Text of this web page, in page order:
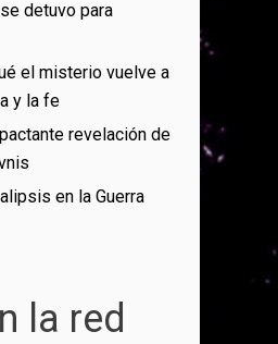
detuvo para
el misterio vuelve a
y la fe
revelación de
en la Guerra
la red